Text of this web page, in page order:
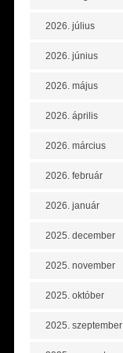
2026. július
2026. június
2026. május
2026. április
2026. március
2026. február
2026. január
2025. december
2025. november
2025. október
2025. szeptember